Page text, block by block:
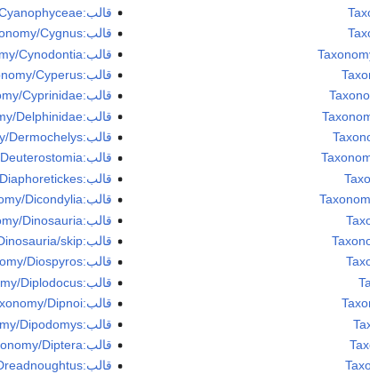
قالب:Taxonomy/Cyanophyceae
قالب:Taxonomy/Cygnus
قالب:Taxonomy/Cynodontia
قالب:Taxonomy/Cyperus
قالب:Taxonomy/Cyprinidae
قالب:Taxonomy/Delphinidae
قالب:Taxonomy/Dermochelys
قالب:Taxonomy/Deuterostomia
قالب:Taxonomy/Diaphoretickes
قالب:Taxonomy/Dicondylia
قالب:Taxonomy/Dinosauria
قالب:Taxonomy/Dinosauria/skip
قالب:Taxonomy/Diospyros
قالب:Taxonomy/Diplodocus
قالب:Taxonomy/Dipnoi
قالب:Taxonomy/Dipodomys
قالب:Taxonomy/Diptera
قالب:Taxonomy/Dreadnoughtus